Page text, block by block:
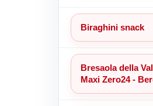
Biraghini snack
Bresaola della
Maxi Zero24 -